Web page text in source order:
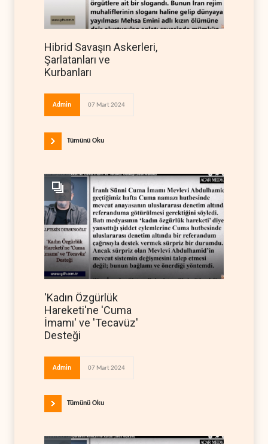
Hibrid Savaşın Askerleri,
Şarlatanları ve
Kurbanları
Admin 07 Mart 2024
Tümünü Oku
'Kadın Özgürlük
Hareketi'ne 'Cuma
İmamı' ve 'Tecavüz'
Desteği
Admin 07 Mart 2024
Tümünü Oku